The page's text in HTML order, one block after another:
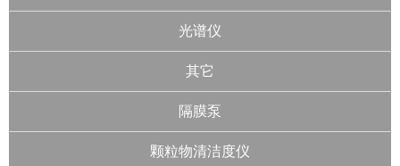
光谱仪
其它
隔膜泵
颗粒物清洁度仪